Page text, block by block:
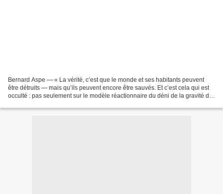
Bernard Aspe — « La vérité, c’est que le monde et ses habitants peuvent
être détruits — mais qu’ils peuvent encore être sauvés. Et c’est cela qui est
occulté : pas seulement sur le modèle réactionnaire du déni de la gravité de